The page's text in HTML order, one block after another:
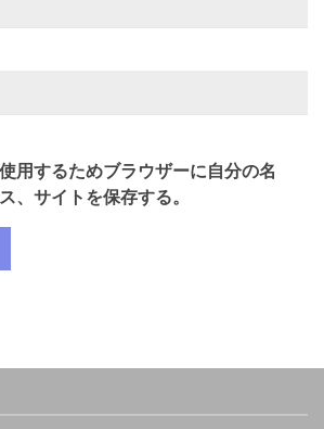
用するためブラウザーに自分の名
、サイトを保存する。